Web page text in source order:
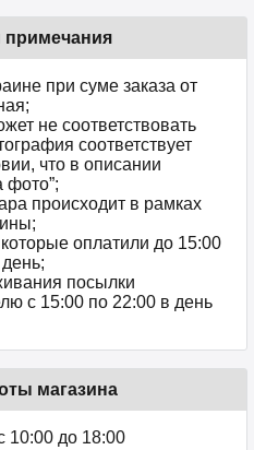
примечания
при суме заказа от
не соответствовать
соответствует
что в описании
фото”;
происходит в рамках
оплатили до 15:00
посылки
с 15:00 по 22:00 в день
магазина
10:00 до 18:00